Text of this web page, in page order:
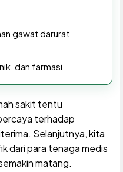
gawat darurat
dan farmasi
sakit tentu
terhadap
Selanjutnya, kita
dari para tenaga medis
matang.